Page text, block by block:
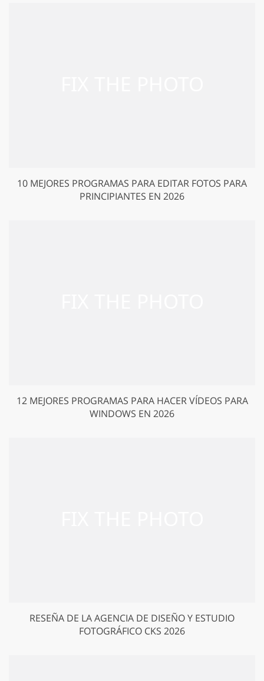
10 MEJORES PROGRAMAS PARA EDITAR FOTOS PARA
PRINCIPIANTES EN 2026
12 MEJORES PROGRAMAS PARA HACER VÍDEOS PARA
WINDOWS EN 2026
RESEÑA DE LA AGENCIA DE DISEÑO Y ESTUDIO
FOTOGRÁFICO CKS 2026